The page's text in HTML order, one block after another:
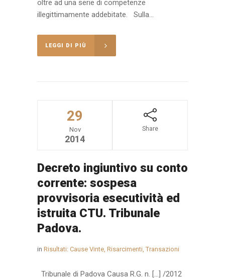
oltre ad una serie di competenze
illegittimamente addebitate. Sulla...
LEGGI DI PIÙ
29
Nov
2014
Share
Decreto ingiuntivo su conto
corrente: sospesa
provvisoria esecutività ed
istruita CTU. Tribunale
Padova.
in Risultati: Cause Vinte, Risarcimenti, Transazioni
Tribunale di Padova Causa R.G. n. […] /2012